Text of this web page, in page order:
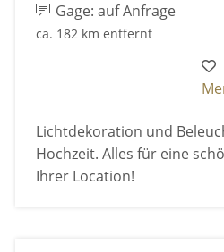
Gage: auf Anfrage
ca. 182 km entfernt
Lichtdekoration und
Hochzeit. Alles für eine
Ihrer Location!